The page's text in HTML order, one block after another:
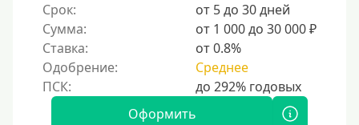
Залог
Под залог ПТС
Без залога
Срок:
от 5 до 30 дней
Сумма:
от 1 000 до 30 000 ₽
Ставка:
от 0.8%
Одобрение:
Среднее
Оформить